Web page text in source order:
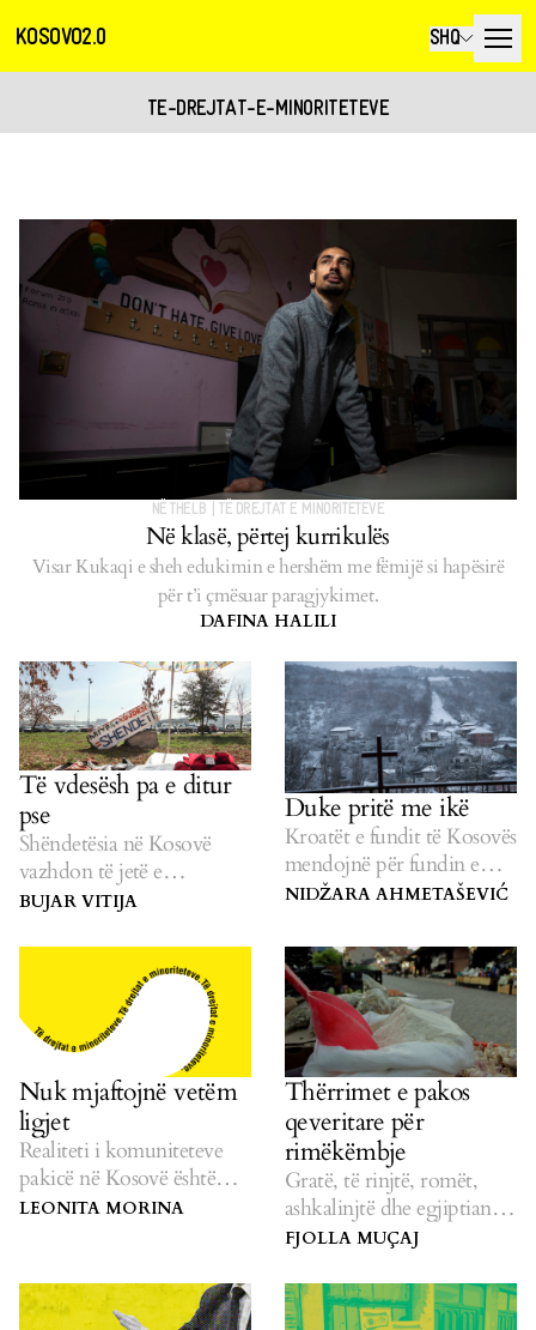
KOSOVO2.0 SHQ
TE-DREJTAT-E-MINORITETEVE
NË THELB TË DREJTAT E MINORITETEVE
Në klasë, përtej kurrikulës
Visar Kukaqi e sheh edukimin e hershëm me fëmijë si hapësirë
për t’i çmësuar paragjykimet.
DAFINA HALILI
Të vdesësh pa e ditur
pse
Shëndetësia në Kosovë
vazhdon të jetë e
paqasshme për qytetarët
ashkali dhe egjiptian.
BUJAR VITIJA
Duke pritë me ikë
Kroatët e fundit të Kosovës
mendojnë për fundin e
komunitetit të tyre
NIDŽARA AHMETAŠEVIĆ
Nuk mjaftojnë vetëm
ligjet
Realiteti i komuniteteve
pakicë në Kosovë është
ndryshe nga ligjet.
LEONITA MORINA
Thërrimet e pakos
qeveritare për
rimëkëmbje
Gratë, të rinjtë, romët,
ashkalinjtë dhe egjiptianët
nuk kanë marrë ndihmë
FJOLLA MUÇAJ